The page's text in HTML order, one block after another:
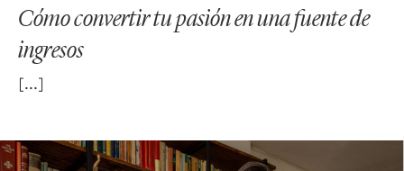
Cómo convertir tu pasión en una fuente de
ingresos